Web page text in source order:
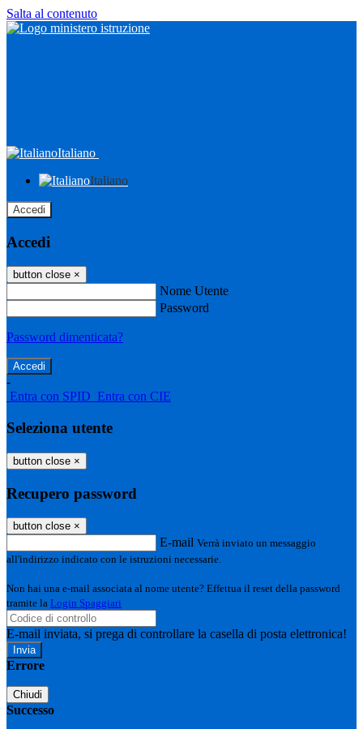
Salta al contenuto
Italiano
Italiano
Accedi
Accedi
button close ×
Nome Utente
Password
Password dimenticata?
-
Entra con SPID Entra con CIE
Seleziona utente
button close ×
Recupero password
button close ×
E-mail Verrà inviato un messaggio
all'indirizzo indicato con le istruzioni necessarie.
Non hai una e-mail associata al nome utente? Effettua il reset della password
tramite la Login Spaggiari
E-mail inviata, si prega di controllare la casella di posta elettronica!
Errore
Chiudi
Successo